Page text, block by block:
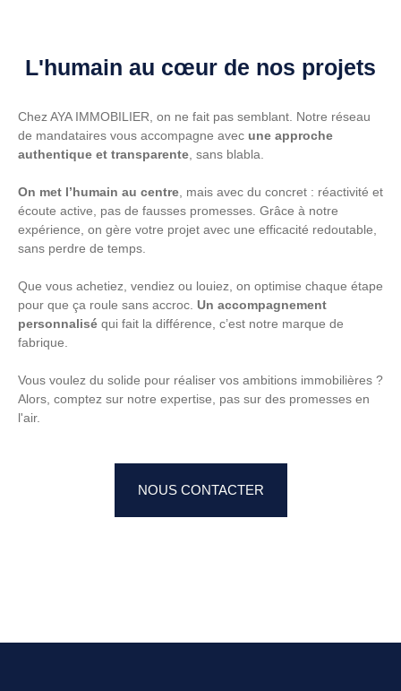
L'humain au cœur de nos projets
Chez AYA IMMOBILIER, on ne fait pas semblant. Notre réseau
de mandataires vous accompagne avec une approche
authentique et transparente, sans blabla.
On met l’humain au centre, mais avec du concret : réactivité et
écoute active, pas de fausses promesses. Grâce à notre
expérience, on gère votre projet avec une efficacité redoutable,
sans perdre de temps.
Que vous achetiez, vendiez ou louiez, on optimise chaque étape
pour que ça roule sans accroc. Un accompagnement
personnalisé qui fait la différence, c’est notre marque de
fabrique.
Vous voulez du solide pour réaliser vos ambitions immobilières ?
Alors, comptez sur notre expertise, pas sur des promesses en
l'air.
NOUS CONTACTER